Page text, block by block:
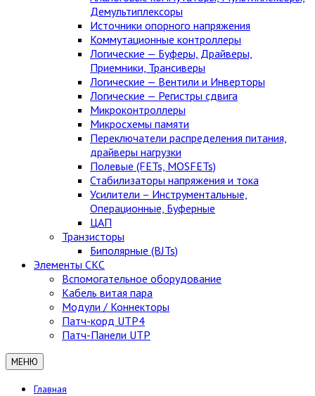
Демультиплексоры
Источники опорного напряжения
Коммутационные контроллеры
Логические — Буферы, Драйверы,
Приемники, Трансиверы
Логические — Вентили и Инверторы
Логические — Регистры сдвига
Микроконтроллеры
Микросхемы памяти
Переключатели распределения питания,
драйверы нагрузки
Полевые (FETs, MOSFETs)
Стабилизаторы напряжения и тока
Усилители – Инструментальные,
Операционные, Буферные
ЦАП
Транзисторы
Биполярные (BJTs)
Элементы СКС
Вспомогательное оборудование
Кабель витая пара
Модули / Коннекторы
Патч-корд UTP4
Патч-Панели UTP
МЕНЮ
Главная